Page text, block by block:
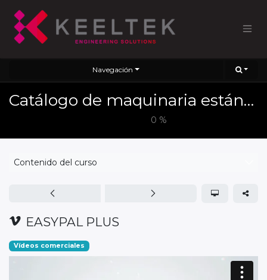
Navegación
Catálogo de maquinaria estándar 2025
0 %
Contenido del curso
EASYPAL PLUS
Vídeos comerciales